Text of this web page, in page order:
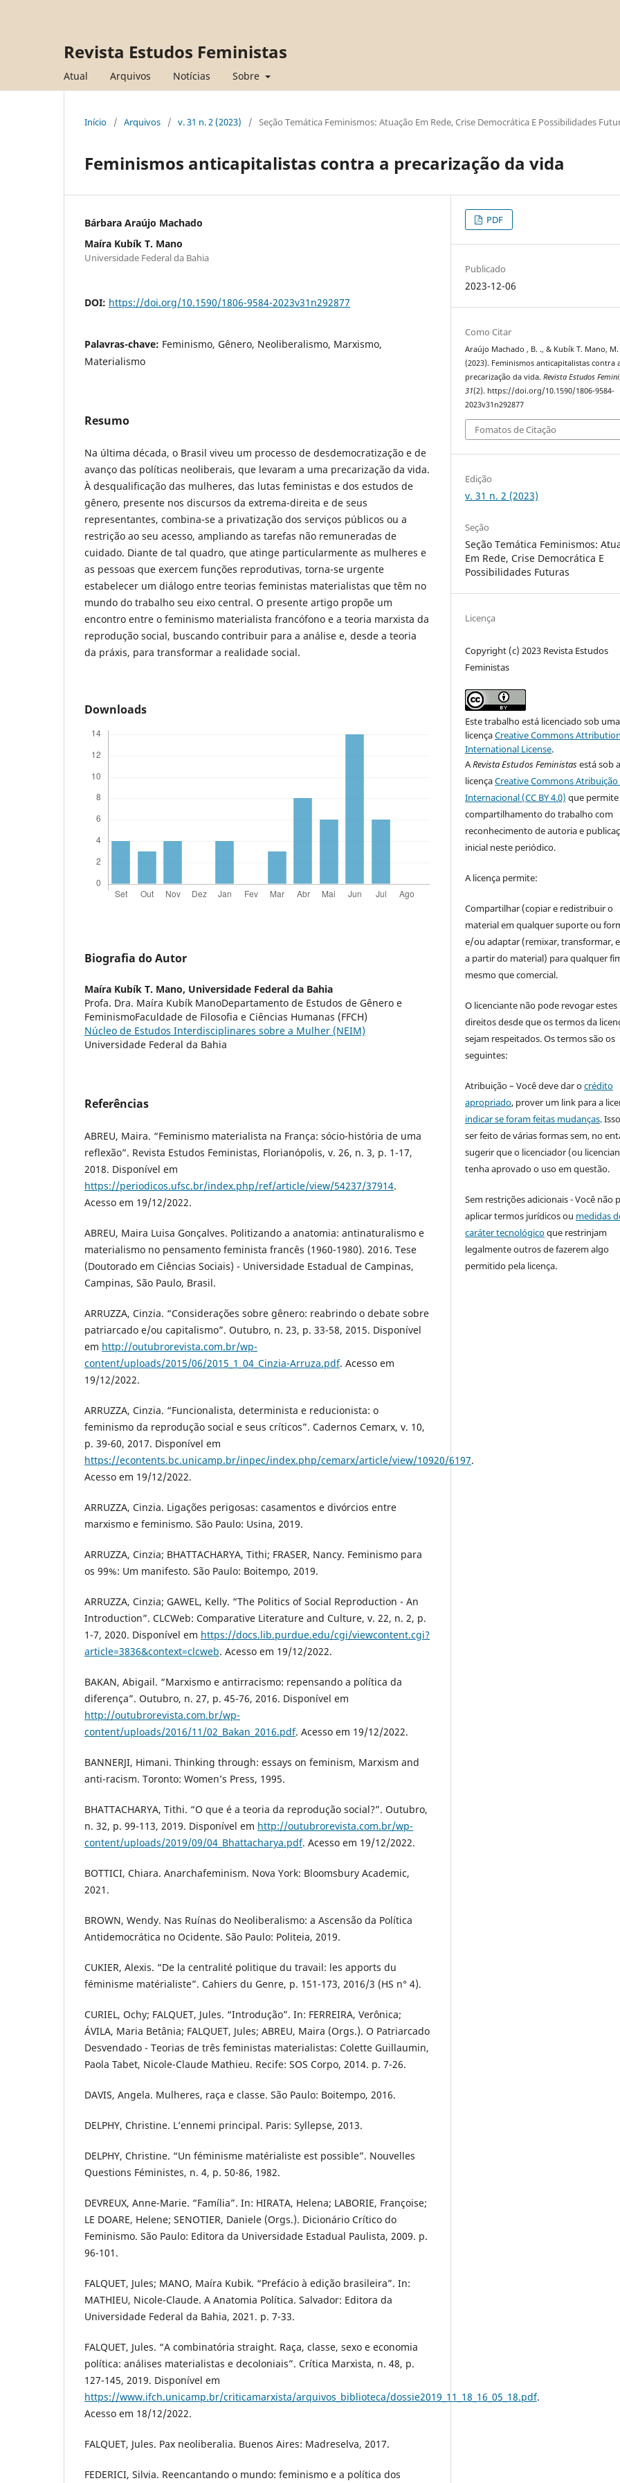
Revista Estudos Feministas
Atual Arquivos Notícias Sobre
Início / Arquivos / v. 31 n. 2 (2023) / Seção Temática Feminismos: Atuação Em Rede, Crise Democrática E Possibilidades
Feminismos anticapitalistas contra a precarização da vida
Bárbara Araújo Machado
Maíra Kubík T. Mano
Universidade Federal da Bahia
DOI: https://doi.org/10.1590/1806-9584-2023v31n292877
Palavras-chave: Feminismo, Gênero, Neoliberalismo, Marxismo,
Materialismo
Resumo
Na última década, o Brasil viveu um processo de desdemocratização e de
avanço das políticas neoliberais, que levaram a uma precarização da vida.
À desqualificação das mulheres, das lutas feministas e dos estudos de
gênero, presente nos discursos da extrema-direita e de seus
representantes, combina-se a privatização dos serviços públicos ou a
restrição ao seu acesso, ampliando as tarefas não remuneradas de
cuidado. Diante de tal quadro, que atinge particularmente as mulheres e
as pessoas que exercem funções reprodutivas, torna-se urgente
estabelecer um diálogo entre teorias feministas materialistas que têm no
mundo do trabalho seu eixo central. O presente artigo propõe um
encontro entre o feminismo materialista francófono e a teoria marxista da
reprodução social, buscando contribuir para a análise e, desde a teoria
da práxis, para transformar a realidade social.
Downloads
Biografia do Autor
Maíra Kubík T. Mano, Universidade Federal da Bahia
Profa. Dra. Maíra Kubík ManoDepartamento de Estudos de Gênero e
FeminismoFaculdade de Filosofia e Ciências Humanas (FFCH)
Núcleo de Estudos Interdisciplinares sobre a Mulher (NEIM)
Universidade Federal da Bahia
Referências
ABREU, Maira. “Feminismo materialista na França: sócio-história de uma
reflexão”. Revista Estudos Feministas, Florianópolis, v. 26, n. 3, p. 1-17,
2018. Disponível em
https://periodicos.ufsc.br/index.php/ref/article/view/54237/37914.
Acesso em 19/12/2022.
ABREU, Maira Luisa Gonçalves. Politizando a anatomia: antinaturalismo e
materialismo no pensamento feminista francês (1960-1980). 2016. Tese
(Doutorado em Ciências Sociais) - Universidade Estadual de Campinas,
Campinas, São Paulo, Brasil.
ARRUZZA, Cinzia. “Considerações sobre gênero: reabrindo o debate sobre
patriarcado e/ou capitalismo”. Outubro, n. 23, p. 33-58, 2015. Disponível
em http://outubrorevista.com.br/wp-
content/uploads/2015/06/2015_1_04_Cinzia-Arruza.pdf. Acesso em
19/12/2022.
ARRUZZA, Cinzia. “Funcionalista, determinista e reducionista: o
feminismo da reprodução social e seus críticos”. Cadernos Cemarx, v. 10,
p. 39-60, 2017. Disponível em
https://econtents.bc.unicamp.br/inpec/index.php/cemarx/article/view/10920/6197.
Acesso em 19/12/2022.
ARRUZZA, Cinzia. Ligações perigosas: casamentos e divórcios entre
marxismo e feminismo. São Paulo: Usina, 2019.
ARRUZZA, Cinzia; BHATTACHARYA, Tithi; FRASER, Nancy. Feminismo para
os 99%: Um manifesto. São Paulo: Boitempo, 2019.
ARRUZZA, Cinzia; GAWEL, Kelly. “The Politics of Social Reproduction - An
Introduction”. CLCWeb: Comparative Literature and Culture, v. 22, n. 2, p.
1-7, 2020. Disponível em https://docs.lib.purdue.edu/cgi/viewcontent.cgi?
article=3836&context=clcweb. Acesso em 19/12/2022.
BAKAN, Abigail. “Marxismo e antirracismo: repensando a política da
diferença”. Outubro, n. 27, p. 45-76, 2016. Disponível em
http://outubrorevista.com.br/wp-
content/uploads/2016/11/02_Bakan_2016.pdf. Acesso em 19/12/2022.
BANNERJI, Himani. Thinking through: essays on feminism, Marxism and
anti-racism. Toronto: Women’s Press, 1995.
BHATTACHARYA, Tithi. “O que é a teoria da reprodução social?”. Outubro,
n. 32, p. 99-113, 2019. Disponível em http://outubrorevista.com.br/wp-
content/uploads/2019/09/04_Bhattacharya.pdf. Acesso em 19/12/2022.
BOTTICI, Chiara. Anarchafeminism. Nova York: Bloomsbury Academic,
2021.
BROWN, Wendy. Nas Ruínas do Neoliberalismo: a Ascensão da Política
Antidemocrática no Ocidente. São Paulo: Politeia, 2019.
CUKIER, Alexis. “De la centralité politique du travail: les apports du
féminisme matérialiste”. Cahiers du Genre, p. 151-173, 2016/3 (HS n° 4).
CURIEL, Ochy; FALQUET, Jules. “Introdução”. In: FERREIRA, Verônica;
ÁVILA, Maria Betânia; FALQUET, Jules; ABREU, Maira (Orgs.). O Patriarcado
Desvendado - Teorias de três feministas materialistas: Colette Guillaumin,
Paola Tabet, Nicole-Claude Mathieu. Recife: SOS Corpo, 2014. p. 7-26.
DAVIS, Angela. Mulheres, raça e classe. São Paulo: Boitempo, 2016.
DELPHY, Christine. L’ennemi principal. Paris: Syllepse, 2013.
DELPHY, Christine. “Un féminisme matérialiste est possible”. Nouvelles
Questions Féministes, n. 4, p. 50-86, 1982.
DEVREUX, Anne-Marie. “Família”. In: HIRATA, Helena; LABORIE, Françoise;
LE DOARE, Helene; SENOTIER, Daniele (Orgs.). Dicionário Crítico do
Feminismo. São Paulo: Editora da Universidade Estadual Paulista, 2009. p.
96-101.
FALQUET, Jules; MANO, Maíra Kubik. “Prefácio à edição brasileira”. In:
MATHIEU, Nicole-Claude. A Anatomia Política. Salvador: Editora da
Universidade Federal da Bahia, 2021. p. 7-33.
FALQUET, Jules. “A combinatória straight. Raça, classe, sexo e economia
política: análises materialistas e decoloniais”. Crítica Marxista, n. 48, p.
127-145, 2019. Disponível em
https://www.ifch.unicamp.br/criticamarxista/arquivos_biblioteca/dossie2019_11_18_16_05_18.pdf.
Acesso em 18/12/2022.
FALQUET, Jules. Pax neoliberalia. Buenos Aires: Madreselva, 2017.
FEDERICI, Silvia. Reencantando o mundo: feminismo e a política dos
PDF
Publicado
2023-12-06
Como Citar
Araújo Machado , B. ., & Kubík T. Mano, M.
(2023). Feminismos anticapitalistas contra
precarização da vida.Revista Estudos
31(2). https://doi.org/10.1590/1806-9584-
2023v31n292877
Fomatos de Citação
Edição
v. 31 n. 2 (2023)
Seção
Seção Temática Feminismos:
Em Rede, Crise Democrática E
Possibilidades Futuras
Licença
Copyright (c) 2023 Revista Estudos
Feministas
Este trabalho está licenciado sob uma
licençaCreative Commons
International License.
ARevista Estudos Feministasestá sob a
licençaCreative Commons Atribuição
Internacional (CC BY 4.0) que
compartilhamento do trabalho com
reconhecimento de autoria e
inicial neste periódico.
A licença permite:
Compartilhar (copiar e redistribuir o
material em qualquer suporte ou
e/ou adaptar (remixar, transformar,
a partir do material) para qualquer
mesmo que comercial.
O licenciante não pode revogar estes
direitos desde que os termos da
sejam respeitados. Os termos são os
seguintes:
Atribuição – Você deve dar ocrédito
apropriado, prover um link para a
indicar se foram feitas mudanças.
ser feito de várias formas sem, no
sugerir que o licenciador (ou
tenha aprovado o uso em questão.
Sem restrições adicionais - Você não
aplicar termos jurídicos ou medidas
caráter tecnológicoque restrinjam
legalmente outros de fazerem algo
permitido pela licença.